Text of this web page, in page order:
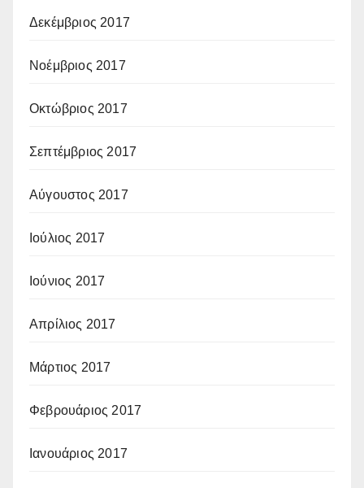
Δεκέμβριος 2017
Νοέμβριος 2017
Οκτώβριος 2017
Σεπτέμβριος 2017
Αύγουστος 2017
Ιούλιος 2017
Ιούνιος 2017
Απρίλιος 2017
Μάρτιος 2017
Φεβρουάριος 2017
Ιανουάριος 2017